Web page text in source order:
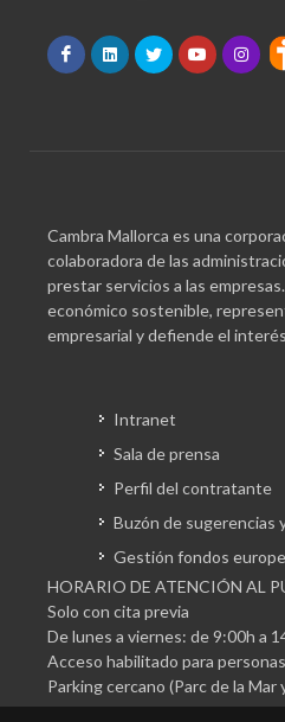
Cambra Mallorca es una
colaboradora de las
prestar servicios a las
económico sostenible,
empresarial y defiende el
Intranet
Sala de prensa
Perfil del contratante
Buzón de sugerencias
Gestión fondos
HORARIO DE ATENCIÓN AL
Solo con cita previa
De lunes a viernes: de 9:00h a
Acceso habilitado para
Parking cercano (Parc de la Mar